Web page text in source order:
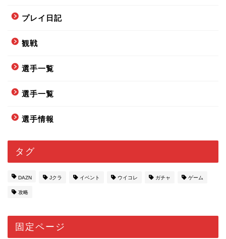
プレイ日記
観戦
選手一覧
選手一覧
選手情報
タグ
DAZN Jクラ イベント ウイコレ ガチャ ゲーム
攻略
固定ページ